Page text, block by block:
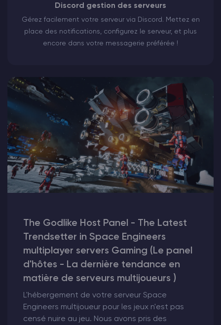
Discord gestion des serveurs
Gérez facilement votre serveur via Discord. Mettez en
place des notifications, configurez le serveur, et plus
encore dans votre messagerie préférée !
The Godlike Host Panel - The Latest
Trendsetter in Space Engineers
multiplayer servers Gaming (Le panel
d'hôtes - La dernière tendance en
matière de serveurs multijoueurs )
L'hébergement de votre serveur Space
Engineers multijoueur pour les jeux n'est pas
censé nuire au jeu. Nous avons pris des